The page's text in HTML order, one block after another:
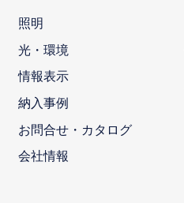
照明
光・環境
情報表示
納入事例
お問合せ・カタログ
会社情報